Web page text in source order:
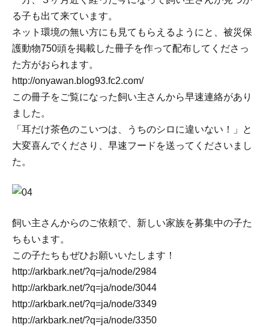
る子も出て来ています。
ネット環境の無い方にも見てもらえるようにと、被災保
護動物750頭を掲載した冊子を作って配布してくださっ
た方がおられます。
http://onyawan.blog93.fc2.com/
この冊子をご覧になった飼い主さんから早速連絡があり
ました。
「耳だけ茶色のこいつは、うちのシロに違いない！」と
大変喜んでくださり、早速フードを送ってくださいまし
た。
飼い主さんからのご依頼で、新しい家族を募集中の子た
ちもいます。
この子たちもぜひお願いいたします！
http://arkbark.net/?q=ja/node/2984
http://arkbark.net/?q=ja/node/3044
http://arkbark.net/?q=ja/node/3349
http://arkbark.net/?q=ja/node/3350